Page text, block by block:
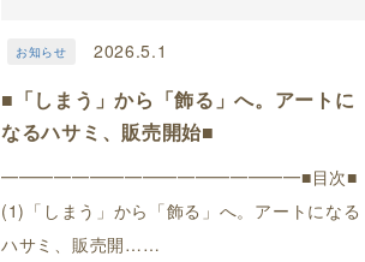
お知らせ 2026.5.1
■「しまう」から「飾る」へ。アートに
なるハサミ、販売開始■
━━━━━━━━━━━━━━━━━■目次■
(1)「しまう」から「飾る」へ。アートになる
ハサミ、販売開……